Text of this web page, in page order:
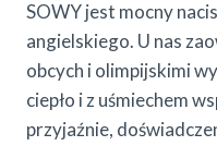
SOWY jest mocny
angielskiego. U nas
obcych i olimpijskimi
ciepło i z uśmiechem
przyjaźnie,